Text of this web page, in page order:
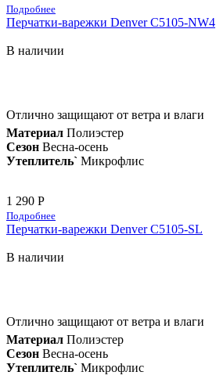
Подробнее
Перчатки-варежки Denver C5105-NW4
В наличии
Отлично защищают от ветра и влаги
Материал Полиэстер
Сезон Весна-осень
Утеплитель` Микрофлис
1 290 Р
Подробнее
Перчатки-варежки Denver C5105-SL
В наличии
Отлично защищают от ветра и влаги
Материал Полиэстер
Сезон Весна-осень
Утеплитель` Микрофлис